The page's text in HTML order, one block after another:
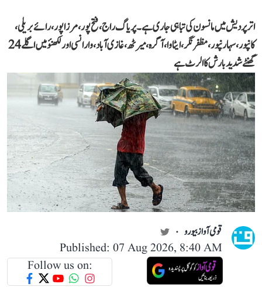
اتر پردیش میں مانسون کی تباہی جاری ہے۔ پریاگ راج، فتح پور، مرزا پور، رائے بریلی،
کانپور، سہارنپور، مظفر نگر، ایٹاوا، آگرہ، میرٹھ، غازی آباد، وارانسی اور لکھنؤ میں اگلے 24
گھنٹے شدید بارش کا الرٹ ہے
قومی آواز بیورو
Published: 07 Aug 2026, 8:40 AM
Follow us on: